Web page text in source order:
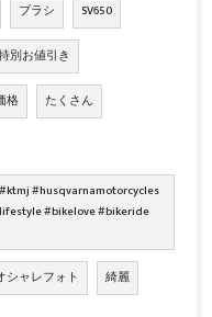
ブラシ SV650
別お値引き
格 たくさん
#husqvarnamotorcycles
#bikelove #bikeride
シャレフォト 綺麗